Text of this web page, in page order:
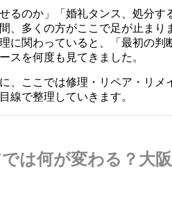
るのか」「婚礼タンス、処分
、多くの方がここで足が止まり
に関わっていると、「最初の判
スを何度も見てきました。
、ここでは修理・リペア・リメ
線で整理していきます。
は何が変わる？大